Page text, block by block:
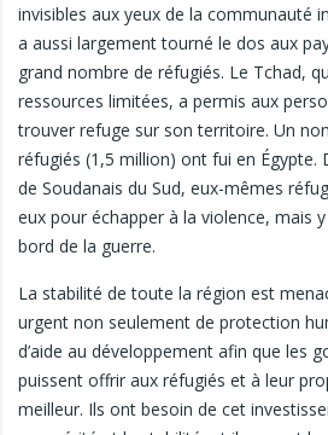
invisibles aux yeux de la communauté
a aussi largement tourné le dos aux
grand nombre de réfugiés. Le Tchad,
ressources limitées, a permis aux
trouver refuge sur son territoire. Un
réfugiés (1,5 million) ont fui en Égypte.
de Soudanais du Sud, eux-mêmes
eux pour échapper à la violence, mais
bord de la guerre.
La stabilité de toute la région est
urgent non seulement de protection
d’aide au développement afin que les
puissent offrir aux réfugiés et à leur
meilleur. Ils ont besoin de cet